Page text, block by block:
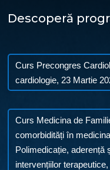
Descoperă
Curs Precongres
cardiologie, 23 Martie
Curs Medicina de
comorbidități în
Polimedicație, aderență
intervențiilor